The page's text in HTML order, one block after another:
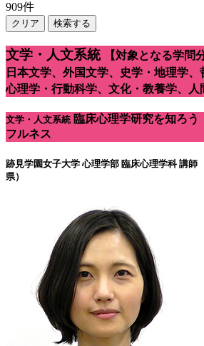
909件
クリア 検索する
文学・人文系統
【対象となる学問
日本文学、外国文学、史学・地理学、
心理学・行動科学、文化・教養学、人
文学・人文系統 臨床心理学研究を知ろ
フルネス
跡見学園女子大学 心理学部 臨床心理学科 講師
県）